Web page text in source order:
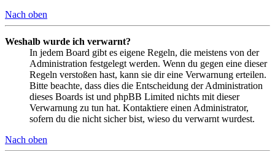
Nach oben
Weshalb wurde ich verwarnt?
In jedem Board gibt es eigene Regeln, die meistens von der
Administration festgelegt werden. Wenn du gegen eine dieser
Regeln verstoßen hast, kann sie dir eine Verwarnung erteilen.
Bitte beachte, dass dies die Entscheidung der Administration
dieses Boards ist und phpBB Limited nichts mit dieser
Verwarnung zu tun hat. Kontaktiere einen Administrator,
sofern du die nicht sicher bist, wieso du verwarnt wurdest.
Nach oben